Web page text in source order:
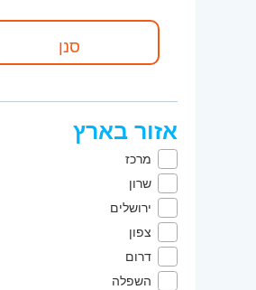
אזור בארץ
מרכז
שרון
ירושלים
צפון
דרום
השפלה